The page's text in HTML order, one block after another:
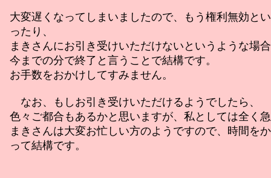
大変遅くなってしまいましたので、もう権利無効と
ったり、
まきさんにお引き受けいただけないというような場
今までの分で終了と言うことで結構です。
お手数をおかけしてすみません。
なお、もしお引き受けいただけるようでしたら、
色々ご都合もあるかと思いますが、私としては全く
まきさんは大変お忙しい方のようですので、時間を
って結構です。